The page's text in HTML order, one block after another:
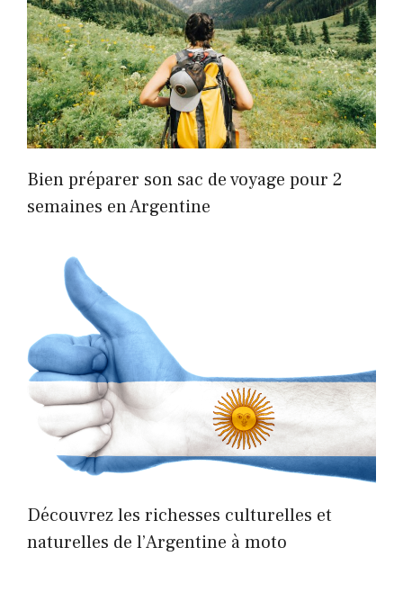
Bien préparer son sac de voyage pour 2
semaines en Argentine
Découvrez les richesses culturelles et
naturelles de l’Argentine à moto